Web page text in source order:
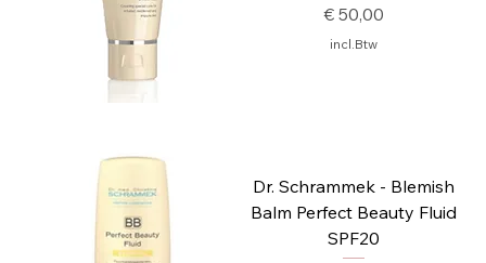
Prijs
€ 50,00
incl.Btw
Dr. Schrammek - Blemish
Balm Perfect Beauty Fluid
SPF20